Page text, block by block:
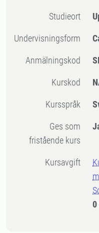
Studieort
Undervisningsform
Anmälningskod
Kurskod
Kursspråk
Ges som
fristående kurs
Kursavgift
0